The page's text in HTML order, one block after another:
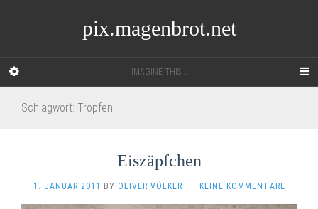
pix.magenbrot.net
IMAGINE THIS...
Schlagwort: Tropfen
Eiszäpfchen
1. JANUAR 2011 BY OLIVER VÖLKER · KEINE KOMMENTARE